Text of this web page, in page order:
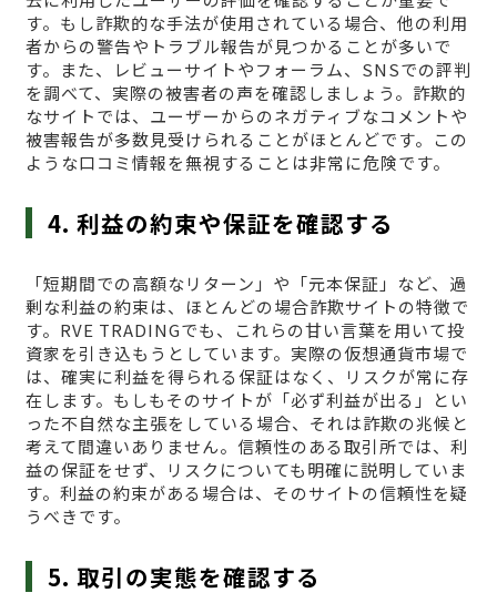
す。もし詐欺的な手法が使用されている場合、他の利用
者からの警告やトラブル報告が見つかることが多いで
す。また、レビューサイトやフォーラム、SNSでの評判
を調べて、実際の被害者の声を確認しましょう。詐欺的
なサイトでは、ユーザーからのネガティブなコメントや
被害報告が多数見受けられることがほとんどです。この
ような口コミ情報を無視することは非常に危険です。
4. 利益の約束や保証を確認する
「短期間での高額なリターン」や「元本保証」など、過
剰な利益の約束は、ほとんどの場合詐欺サイトの特徴で
す。RVE TRADINGでも、これらの甘い言葉を用いて投
資家を引き込もうとしています。実際の仮想通貨市場で
は、確実に利益を得られる保証はなく、リスクが常に存
在します。もしもそのサイトが「必ず利益が出る」とい
った不自然な主張をしている場合、それは詐欺の兆候と
考えて間違いありません。信頼性のある取引所では、利
益の保証をせず、リスクについても明確に説明していま
す。利益の約束がある場合は、そのサイトの信頼性を疑
うべきです。
5. 取引の実態を確認する